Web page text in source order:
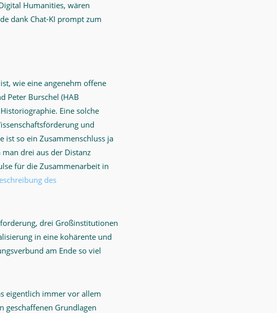
Humanities, wären
dank Chat-KI prompt zum
wie eine angenehm offene
Peter Burschel (HAB
Eine solche
und
ist so ein Zusammenschluss ja
drei aus der Distanz
für die Zusammenarbeit in
des
drei Großinstitutionen
in eine kohärente und
am Ende so viel
eigentlich immer vor allem
geschaffenen Grundlagen